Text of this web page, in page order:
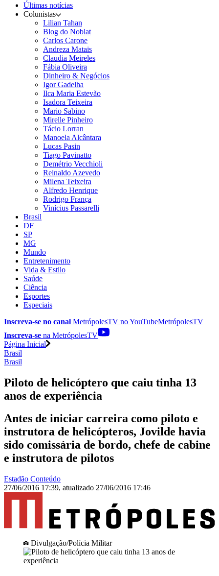
Últimas notícias
Colunistas
Lilian Tahan
Blog do Noblat
Carlos Carone
Andreza Matais
Claudia Meireles
Fábia Oliveira
Dinheiro & Negócios
Igor Gadelha
Ilca Maria Estevão
Isadora Teixeira
Mario Sabino
Mirelle Pinheiro
Tácio Lorran
Manoela Alcântara
Lucas Pasin
Tiago Pavinatto
Demétrio Vecchioli
Reinaldo Azevedo
Milena Teixeira
Alfredo Henrique
Rodrigo França
Vinícius Passarelli
Brasil
DF
SP
MG
Mundo
Entretenimento
Vida & Estilo
Saúde
Ciência
Esportes
Especiais
Inscreva-se no canal MetrópolesTV noYouTubeMetrópolesTV
Inscreva-se na MetrópolesTV
Página Inicial
Brasil
Brasil
Piloto de helicóptero que caiu tinha 13
anos de experiência
Antes de iniciar carreira como piloto e
instrutora de helicópteros, Jovilde havia
sido comissária de bordo, chefe de cabine
e instrutora de pilotos
Estadão Conteúdo
27/06/2016 17:39, atualizado 27/06/2016 17:46
Divulgação/Polícia Militar